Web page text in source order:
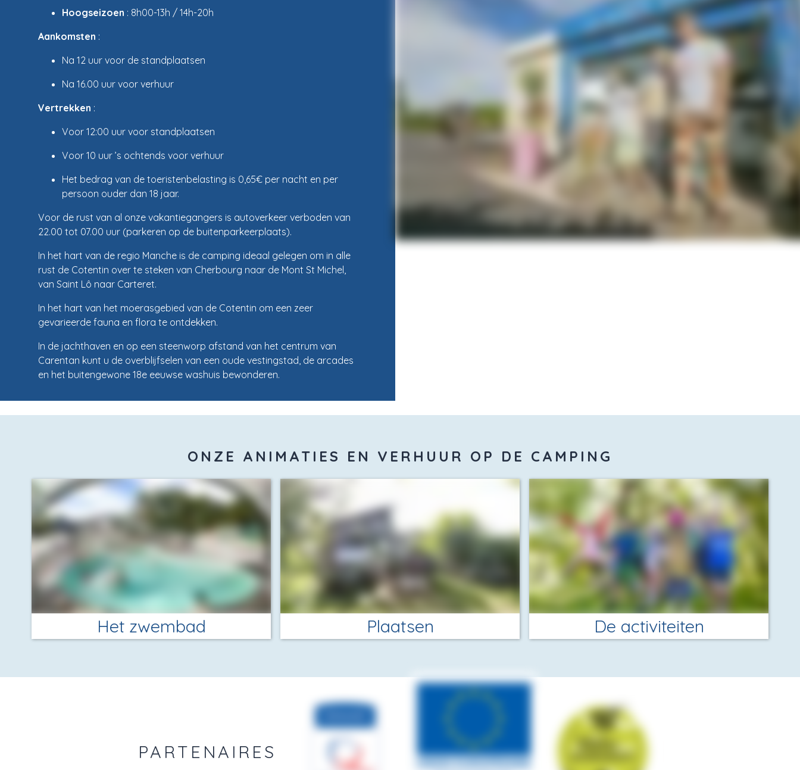
Hoogseizoen : 8h00-13h / 14h-20h
Aankomsten :
Na 12 uur voor de standplaatsen
Na 16.00 uur voor verhuur
Vertrekken :
Voor 12:00 uur voor standplaatsen
Voor 10 uur ’s ochtends voor verhuur
Het bedrag van de toeristenbelasting is 0,65€ per nacht en per
persoon ouder dan 18 jaar.
Voor de rust van al onze vakantiegangers is autoverkeer verboden van
22.00 tot 07.00 uur (parkeren op de buitenparkeerplaats).
In het hart van de regio Manche is de camping ideaal gelegen om in alle
rust de Cotentin over te steken van Cherbourg naar de Mont St Michel,
van Saint Lô naar Carteret.
In het hart van het moerasgebied van de Cotentin om een zeer
gevarieerde fauna en flora te ontdekken.
In de jachthaven en op een steenworp afstand van het centrum van
Carentan kunt u de overblijfselen van een oude vestingstad, de arcades
en het buitengewone 18e eeuwse washuis bewonderen.
ONZE ANIMATIES EN VERHUUR OP DE CAMPING
Het zwembad Plaatsen De activiteiten
PARTENAIRES